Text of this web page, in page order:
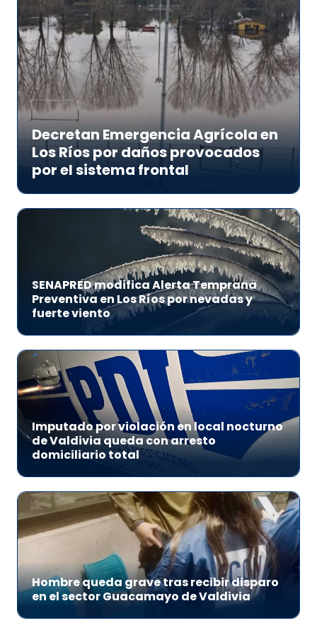
Decretan Emergencia Agrícola en
Los Ríos por daños provocados
por el sistema frontal
SENAPRED modifica Alerta Temprana
Preventiva en Los Ríos por nevadas y
fuerte viento
Imputado por violación en local nocturno
de Valdivia queda con arresto
domiciliario total
Hombre queda grave tras recibir disparo
en el sector Guacamayo de Valdivia